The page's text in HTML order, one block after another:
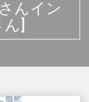
んイン
]